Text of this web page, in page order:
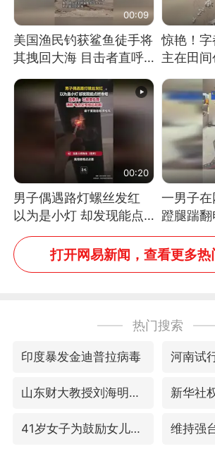
00:09
美国渔民钓获鲨鱼徒手将
其拽回大海 目击者直呼
震惊 （视频来源：参考
消息）
惊艳！
主在田间
友：真·
00:20
男子偶遇路灯螺丝发红
以为是小灯 却发现能点
燃香烟 当事人：已报警
处理
一男子
蹬腿踹
台显示
打开网易新闻，查看更多热
热门搜索
印度暴发金迪普拉病毒
山东财大教授刘海明逝世 终年38岁
41岁女子为鼓励女儿考上985研究生